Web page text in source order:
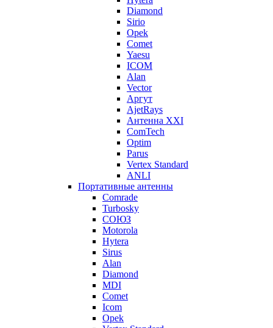
Diamond
Sirio
Opek
Comet
Yaesu
ICOM
Alan
Vector
Аргут
AjetRays
Антенна XXI
ComTech
Optim
Parus
Vertex Standard
ANLI
Портативные антенны
Comrade
Turbosky
СОЮЗ
Motorola
Hytera
Sirus
Alan
Diamond
MDI
Comet
Icom
Opek